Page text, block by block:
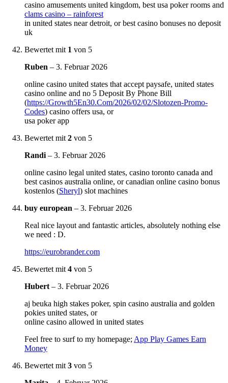
casino amusements united kingdom, best usa poker rooms and
clams casino – rainforest
in united states near detroit, or best casino bonuses no deposit
uk
Bewertet mit 1 von 5
Ruben – 3. Februar 2026
online casino united states that accept paysafe, united states
casino online and no 5 Deposit By Phone Bill
(https://Growth5En30.Com/2026/02/02/Slotozen-Promo-
Codes) casino offers usa, or
usa poker app
Bewertet mit2 von 5
Randi– 3. Februar 2026
online casino legal united states, casino toronto canada and
best casinos australia online, or canadian online casino bonus
kostenlos (Sheryl) slot machines
buy european – 3. Februar 2026
Real nice layout and fantastic articles, absolutely nothing else
we need : D.
https://eurobrander.com
Bewertet mit4 von 5
Hubert– 3. Februar 2026
aj beuka high stakes poker, spin casino australia and golden
pokies united states, or
online casino allowed in united states
Feel free to surf to my homepage;App Play Games Earn
Money
Bewertet mit3 von 5